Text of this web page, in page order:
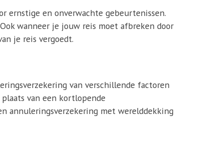
ernstige en onverwachte gebeurtenissen.
wanneer je jouw reis moet afbreken door
je reis vergoedt.
van verschillende factoren
van een kortlopende
annuleringsverzekering met werelddekking